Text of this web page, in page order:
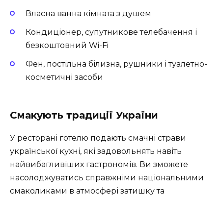
Власна ванна кімната з душем
Кондиціонер, супутникове телебачення і
безкоштовний Wi-Fi
Фен, постільна білизна, рушники і туалетно-
косметичні засоби
Смакують традиції України
У ресторані готелю подають смачні страви
української кухні, які задовольнять навіть
найвибагливіших гастрономів. Ви зможете
насолоджуватись справжніми національними
смаколиками в атмосфері затишку та